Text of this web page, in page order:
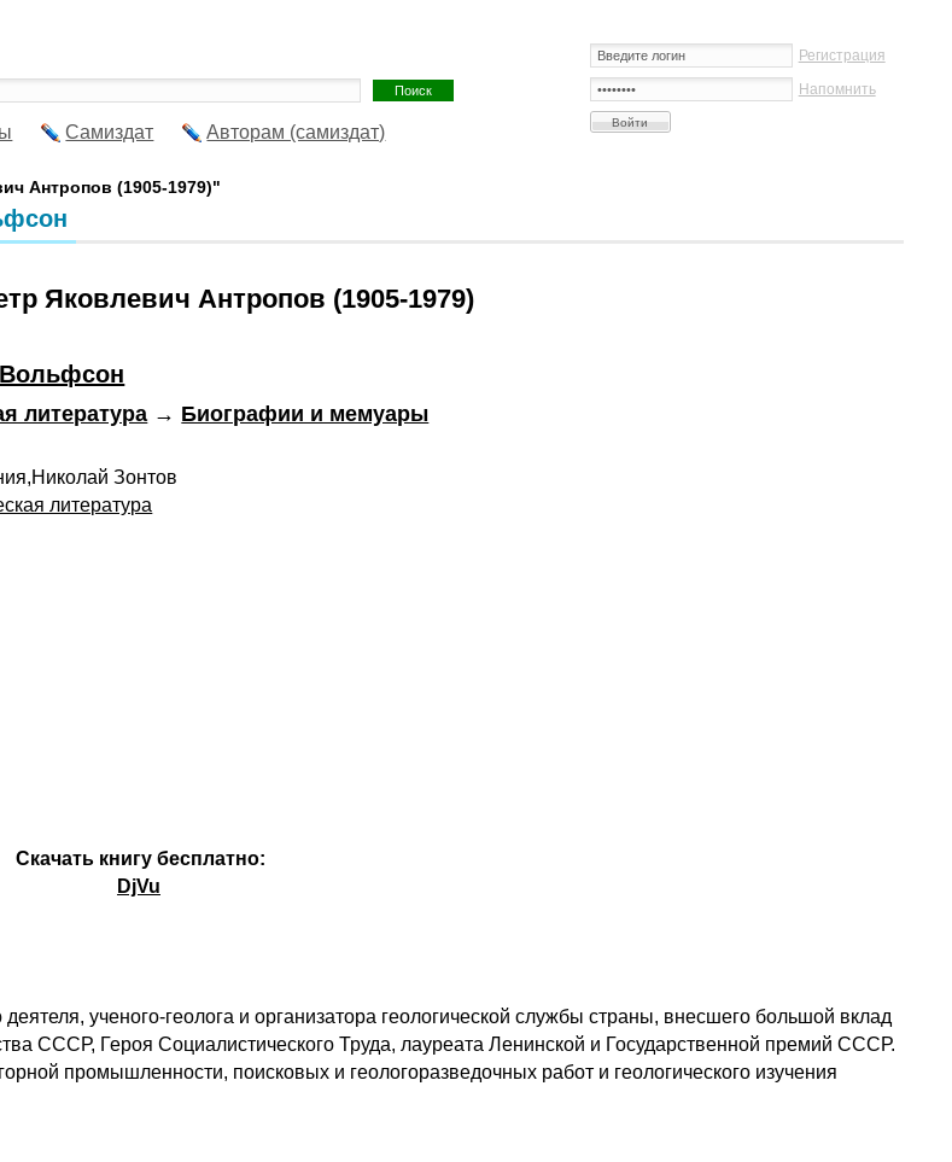
Регистрация
Напомнить
Самиздат Авторам (самиздат)
Антропов (1905-1979)"
Яковлевич Антропов (1905-1979)
литература → Биографии и мемуары
Зонтов
литература
Скачать книгу бесплатно:
DjVu
ученого-геолога и организатора геологической службы страны, внесшего большой вклад
СССР, Героя Социалистического Труда, лауреата Ленинской и Государственной премий СССР.
промышленности, поисковых и геологоразведочных работ и геологического изучения